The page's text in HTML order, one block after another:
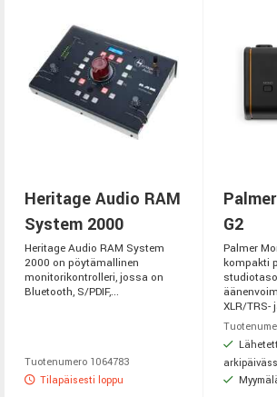
Heritage Audio RAM
System 2000
Heritage Audio RAM System
2000 on pöytämallinen
monitorikontrolleri, jossa on
Bluetooth, S/PDIF,...
Tuotenumero 1064783
Tilapäisesti loppu
G2
Palmer
kompakti
XLR/TRS-